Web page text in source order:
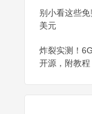
别小看这些
美元
炸裂实测！
开源，附教程